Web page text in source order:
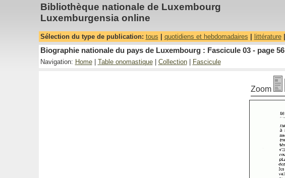
Bibliothèque nationale de Luxembourg
Luxemburgensia online
Sélection du type de publication: tous quotidiens et hebdomadaires littérature|
Biographie nationale du pays de Luxembourg : Fascicule 03 - page 56
Navigation: Home| Table onomastique| Collection| Fascicule
Zoom